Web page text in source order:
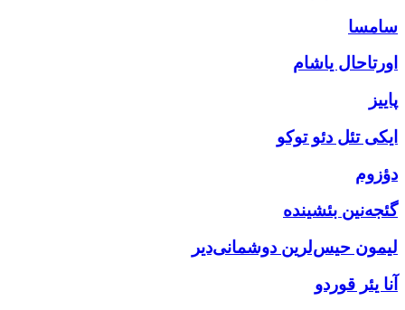
سامسا
اورتاحال یاشام
پاییز
ایکی تئل دئو توکو
دؤزوم
گئجه‌نین بئشینده
لیمون حیس‌لرین دوشمانی‌دیر
آنا یئر قوردو